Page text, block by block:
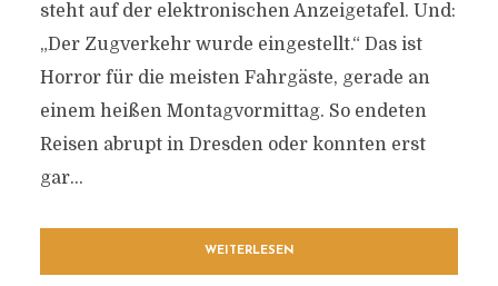
steht auf der elektronischen Anzeigetafel. Und:
„Der Zugverkehr wurde eingestellt.“ Das ist
Horror für die meisten Fahrgäste, gerade an
einem heißen Montagvormittag. So endeten
Reisen abrupt in Dresden oder konnten erst
gar...
WEITERLESEN